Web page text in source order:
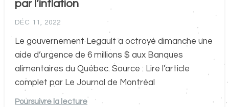
par l’inflation
DÉC 11, 2022
Le gouvernement Legault a octroyé dimanche une
aide d’urgence de 6 millions $ aux Banques
alimentaires du Québec. Source : Lire l'article
complet par Le Journal de Montréal
Poursuivre la lecture